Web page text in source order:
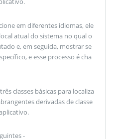
em diferentes idiomas, ele
atual do sistema no qual o
e, em seguida, mostrar se
e esse processo é cha
classes básicas para localiza
derivadas de classe
-